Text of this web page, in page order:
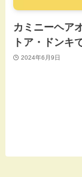
カミニーヘア
トア・ドンキ
2024年6月9日